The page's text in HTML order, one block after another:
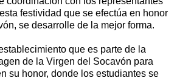
festividad que se efectúa en honor
se desarrolle de la mejor forma.
que es parte de la
de la Virgen del Socavón para
su honor, donde los estudiantes se